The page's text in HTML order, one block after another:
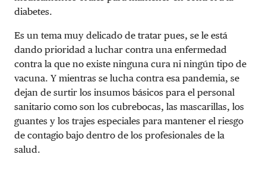
diabetes.
Es un tema muy delicado de tratar pues, se le está
dando prioridad a luchar contra una enfermedad
contra la que no existe ninguna cura ni ningún tipo de
vacuna. Y mientras se lucha contra esa pandemia, se
dejan de surtir los insumos básicos para el personal
sanitario como son los cubrebocas, las mascarillas, los
guantes y los trajes especiales para mantener el riesgo
de contagio bajo dentro de los profesionales de la
salud.